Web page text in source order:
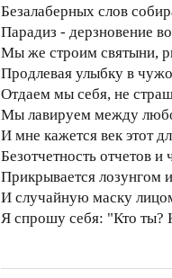
Безалаберных слов
Парадиз - дерзновение
Мы же строим святыни,
Продлевая улыбку в
Отдаем мы себя, не
Мы лавируем между
И мне кажется век этот
Безотчетность отчетов и
Прикрывается лозунгом
И случайную маску
Я спрошу себя: "Кто ты?